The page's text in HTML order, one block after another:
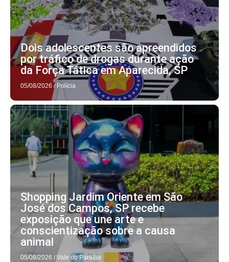
Dois adolescentes são apreendidos
por tráfico de drogas durante ação
da Força Tática em Aparecida, SP
05/08/2026 / Polícia
Shopping Jardim Oriente em São
José dos Campos, SP recebe
exposição que une arte e
conscientização sobre a causa
animal
05/08/2026 / Vale do Paraíba